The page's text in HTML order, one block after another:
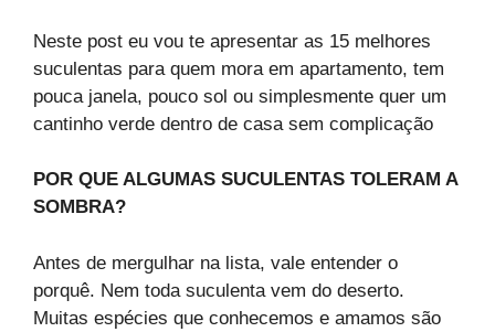
Neste post eu vou te apresentar as 15 melhores
suculentas para quem mora em apartamento, tem
pouca janela, pouco sol ou simplesmente quer um
cantinho verde dentro de casa sem complicação
POR QUE ALGUMAS SUCULENTAS TOLERAM A
SOMBRA?
Antes de mergulhar na lista, vale entender o
porquê. Nem toda suculenta vem do deserto.
Muitas espécies que conhecemos e amamos são